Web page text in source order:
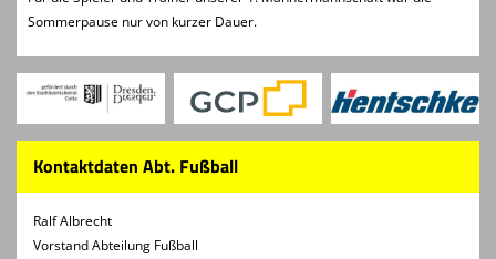
Sommerpause nur von kurzer Dauer.
Kontaktdaten Abt. Fußball
Ralf Albrecht
Vorstand Abteilung Fußball